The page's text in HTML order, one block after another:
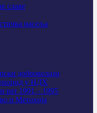
славе
насеља
добровољци
у НДХ
рат 1991 – 1995
и Метохија